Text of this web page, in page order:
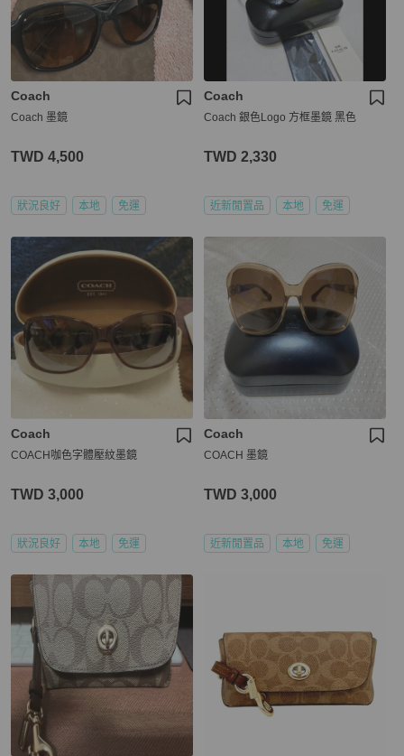
Coach
Coach 墨鏡
TWD 4,500
狀況良好 本地 免運
Coach
Coach 銀色Logo 方框墨鏡 黑色
TWD 2,330
近新閒置品 本地 免運
Coach
COACH咖色字體壓紋墨鏡
TWD 3,000
狀況良好 本地 免運
Coach
COACH 墨鏡
TWD 3,000
近新閒置品 本地 免運